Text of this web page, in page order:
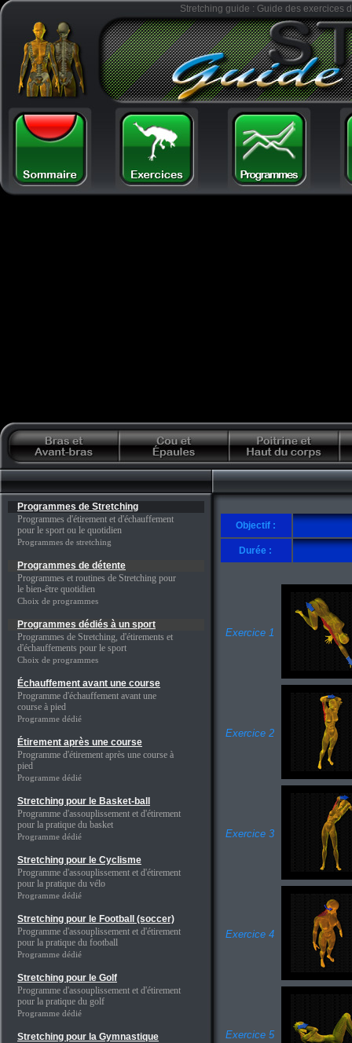
Stretching guide : Guide des exercices
Programmes de Stretching
Programmes d'étirement et d'échauffement
pour le sport ou le quotidien
Programmes de stretching
Programmes de détente
Programmes et routines de Stretching pour
le bien-être quotidien
Choix de programmes
Programmes dédiés à un sport
Programmes de Stretching, d'étirements et
d'échauffements pour le sport
Choix de programmes
Échauffement avant une course
Programme d'échauffement avant une
course à pied
Programme dédié
Étirement après une course
Programme d'étirement après une course à
pied
Programme dédié
Stretching pour le Basket-ball
Programme d'assouplissement et d'étirement
pour la pratique du basket
Programme dédié
Stretching pour le Cyclisme
Programme d'assouplissement et d'étirement
pour la pratique du vélo
Programme dédié
Stretching pour le Football (soccer)
Programme d'assouplissement et d'étirement
pour la pratique du football
Programme dédié
Stretching pour le Golf
Programme d'assouplissement et d'étirement
pour la pratique du golf
Programme dédié
Stretching pour la Gymnastique
Objectif :
Durée :
Exercice 1
Exercice 2
Exercice 3
Exercice 4
Exercice 5